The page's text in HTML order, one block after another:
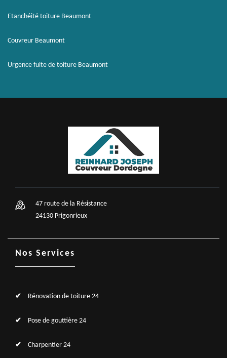
Etanchéité toiture Beaumont
Couvreur Beaumont
Urgence fuite de toiture Beaumont
47 route de la Résistance
24130 Prigonrieux
Nos Services
Rénovation de toiture 24
Pose de gouttière 24
Charpentier 24